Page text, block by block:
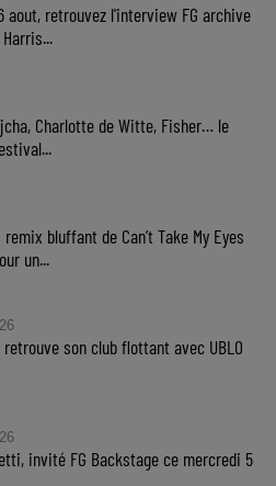
aout, retrouvez l'interview FG archive
Charlotte de Witte, Fisher… le
bluffant de Can’t Take My Eyes
un...
retrouve son club flottant avec UBLO
invité FG Backstage ce mercredi 5